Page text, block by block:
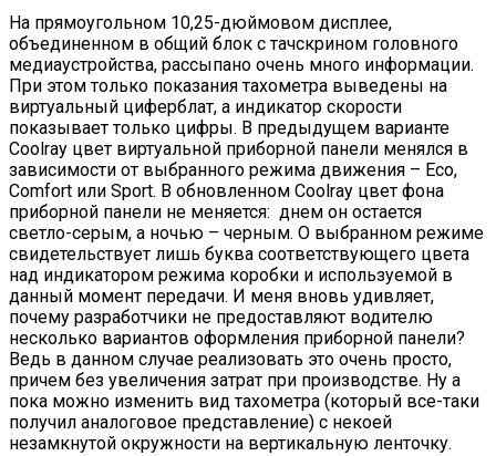
На прямоугольном 10,25-дюймовом дисплее,
объединенном в общий блок с тачскрином головного
медиаустройства, рассыпано очень много информации.
При этом только показания тахометра выведены на
виртуальный циферблат, а индикатор скорости
показывает только цифры. В предыдущем варианте
Coolray цвет виртуальной приборной панели менялся в
зависимости от выбранного режима движения – Eco,
Comfort или Sport. В обновленном Coolray цвет фона
приборной панели не меняется: днем он остается
светло-серым, а ночью – черным. О выбранном режиме
свидетельствует лишь буква соответствующего цвета
над индикатором режима коробки и используемой в
данный момент передачи. И меня вновь удивляет,
почему разработчики не предоставляют водителю
несколько вариантов оформления приборной панели?
Ведь в данном случае реализовать это очень просто,
причем без увеличения затрат при производстве. Ну а
пока можно изменить вид тахометра (который все-таки
получил аналоговое представление) с некоей
незамкнутой окружности на вертикальную ленточку.